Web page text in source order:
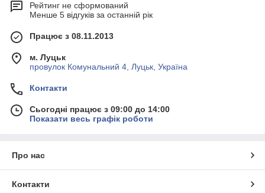
Рейтинг не сформований
Менше 5 відгуків за останній рік
Працює з 08.11.2013
м. Луцьк
провулок Комунальний 4, Луцьк, Україна
Контакти
Сьогодні працює з 09:00 до 14:00
Показати весь графік роботи
Про нас
Контакти